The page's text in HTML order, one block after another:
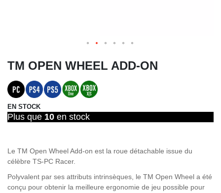
TM OPEN WHEEL ADD-ON
EN STOCK
Plus que 10 en stock
Le TM Open Wheel Add-on est la roue détachable issue du
célèbre TS-PC Racer.
Polyvalent par ses attributs intrinsèques, le TM Open Wheel a été
conçu pour obtenir la meilleure ergonomie de jeu possible pour